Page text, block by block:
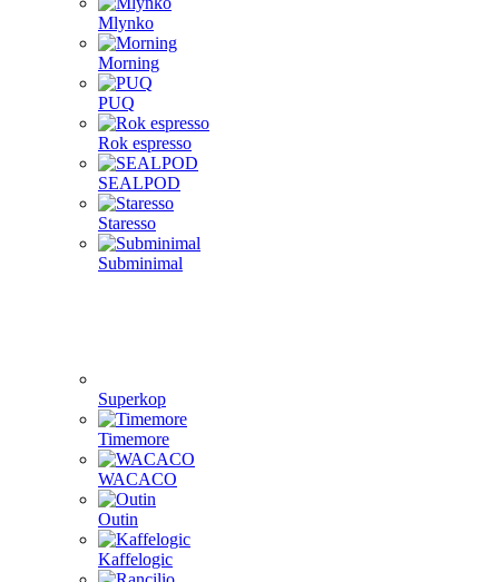
Mlynko
Morning
PUQ
Rok espresso
SEALPOD
Staresso
Subminimal
Superkop
Timemore
WACACO
Outin
Kaffelogic